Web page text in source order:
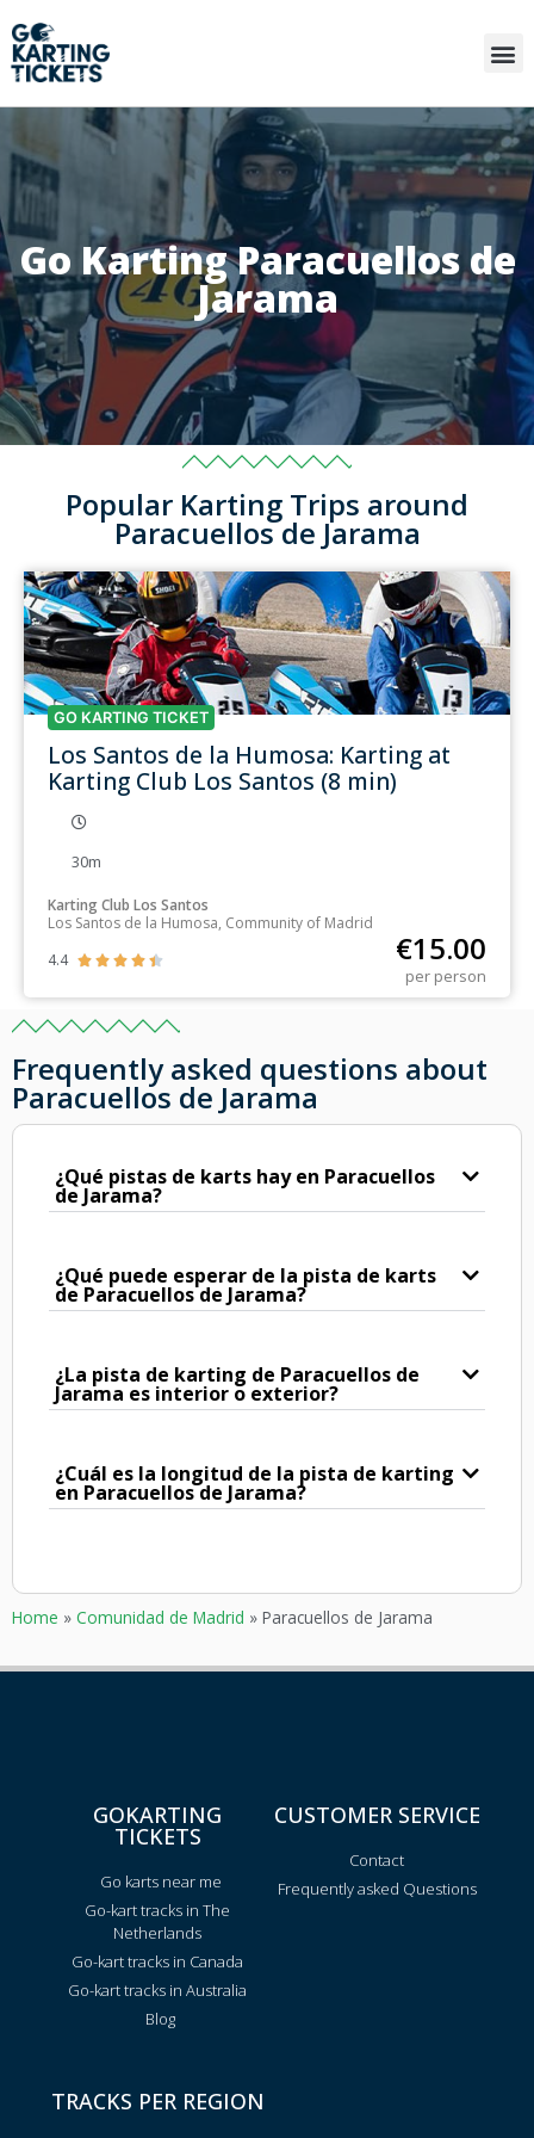
Go Karting Paracuellos de
Jarama
Popular Karting Trips around
Paracuellos de Jarama
GO KARTING TICKET
Los Santos de la Humosa: Karting at
Karting Club Los Santos (8 min)
30m
Karting Club Los Santos
Los Santos de la Humosa, Community of Madrid
4.4
     €15.00
per person
Frequently asked questions about
Paracuellos de Jarama
¿Qué pistas de karts hay en Paracuellos
de Jarama?
¿Qué puede esperar de la pista de karts
de Paracuellos de Jarama?
¿La pista de karting de Paracuellos de
Jarama es interior o exterior?
¿Cuál es la longitud de la pista de karting
en Paracuellos de Jarama?
Home » Comunidad de Madrid » Paracuellos de Jarama
GOKARTING
TICKETS
Go karts near me
Go-kart tracks in The
Netherlands
Go-kart tracks in Canada
Go-kart tracks in Australia
Blog
CUSTOMER SERVICE
Contact
Frequently asked Questions
TRACKS PER REGION